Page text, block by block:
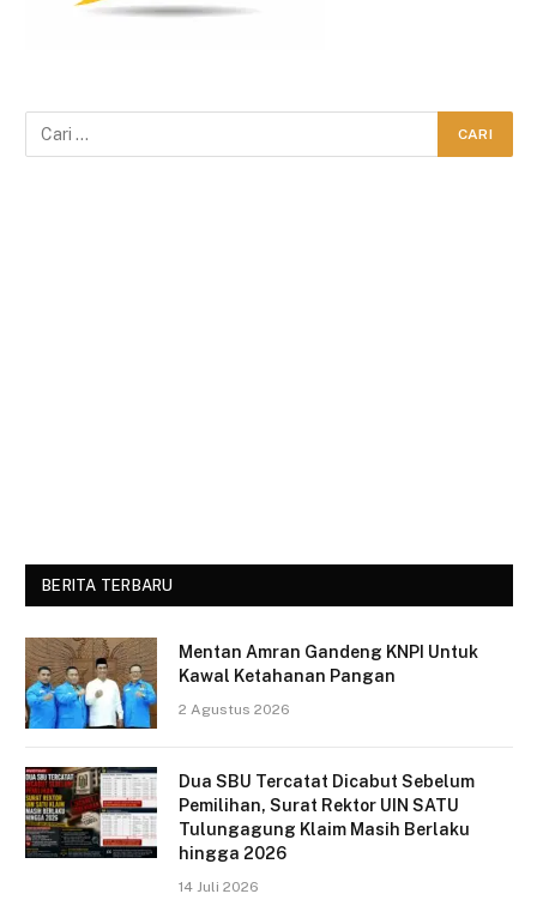
BERITA TERBARU
Mentan Amran Gandeng KNPI Untuk
Kawal Ketahanan Pangan
2 Agustus 2026
Dua SBU Tercatat Dicabut Sebelum
Pemilihan, Surat Rektor UIN SATU
Tulungagung Klaim Masih Berlaku
hingga 2026
14 Juli 2026